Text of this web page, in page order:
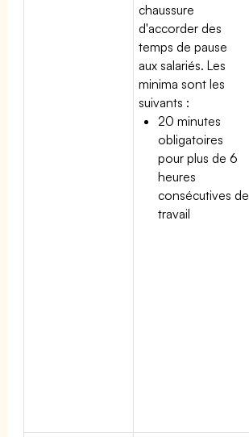
chaussure
d'accorder des
temps de pause
aux salariés. Les
minima sont les
suivants :
20 minutes
obligatoires
pour plus de 6
heures
consécutives de
travail